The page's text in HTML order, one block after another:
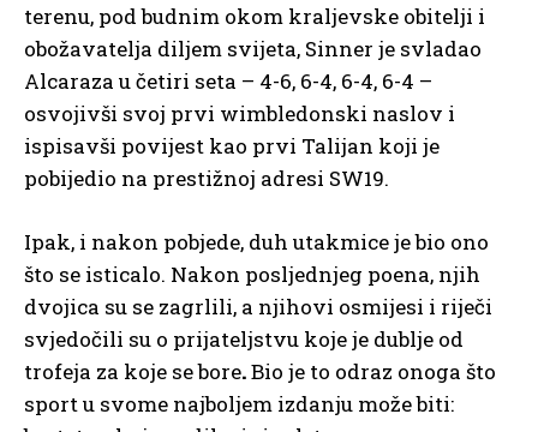
terenu, pod budnim okom kraljevske obitelji i
obožavatelja diljem svijeta, Sinner je svladao
Alcaraza u četiri seta – 4-6, 6-4, 6-4, 6-4 –
osvojivši svoj prvi wimbledonski naslov i
ispisavši povijest kao prvi Talijan koji je
pobijedio na prestižnoj adresi SW19.
Ipak, i nakon pobjede, duh utakmice je bio ono
što se isticalo. Nakon posljednjeg poena, njih
dvojica su se zagrlili, a njihovi osmijesi i riječi
svjedočili su o prijateljstvu koje je dublje od
trofeja za koje se bore.Bio je to odraz onoga što
sport u svome najboljem izdanju može biti: